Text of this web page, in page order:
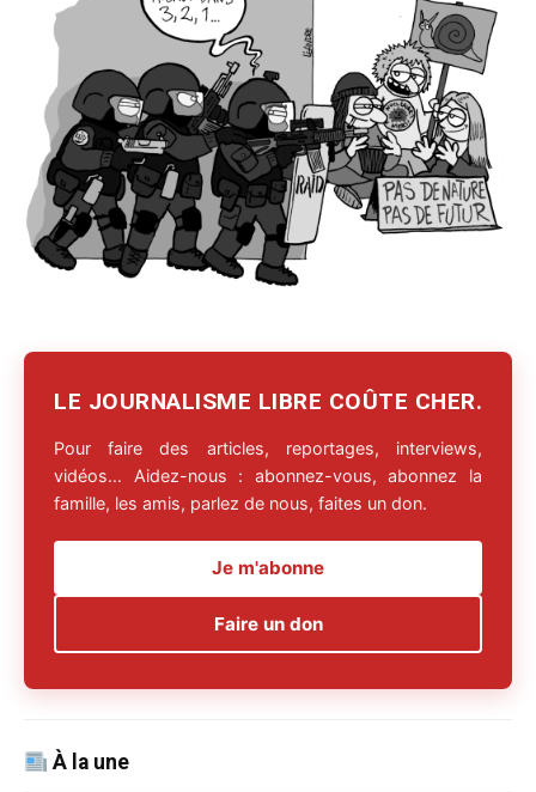
LE JOURNALISME LIBRE COÛTE CHER.
Pour faire des articles, reportages, interviews,
vidéos… Aidez-nous : abonnez-vous, abonnez la
famille, les amis, parlez de nous, faites un don.
Je m'abonne
Faire un don
À la une